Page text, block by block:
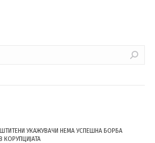
УКАЖУВАЧИ НЕМА УСПЕШНА БОРБА
КОРУПЦИЈАТА